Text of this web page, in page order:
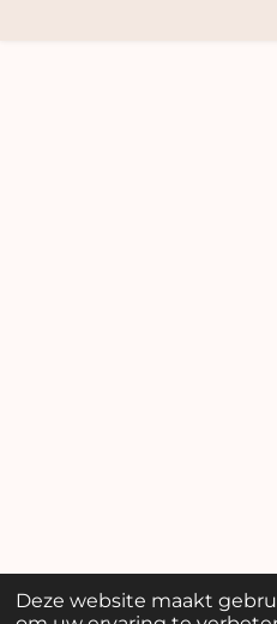
Deze website maakt